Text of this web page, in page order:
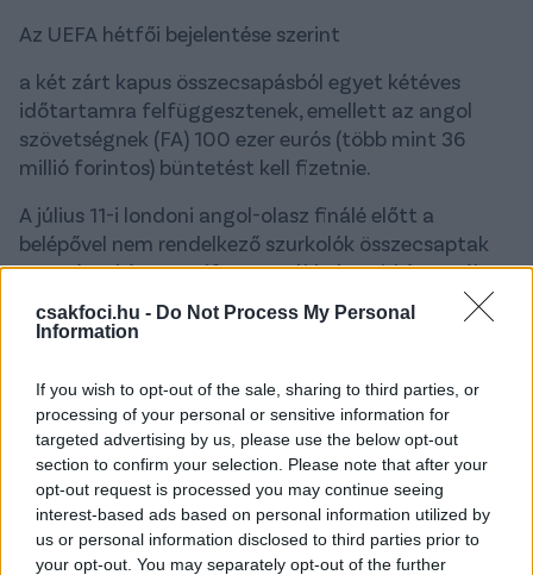
csakfoci.hu - Do Not Process My Personal
Information
If you wish to opt-out of the sale, sharing to third parties, or
processing of your personal or sensitive information for
targeted advertising by us, please use the below opt-out
section to confirm your selection. Please note that after your
opt-out request is processed you may continue seeing
interest-based ads based on personal information utilized by
us or personal information disclosed to third parties prior to
your opt-out. You may separately opt-out of the further
Az UEFA hétfői bejelentése szerint
a két zárt kapus összecsapásból egyet kétéves
időtartamra felfüggesztenek, emellett az angol
szövetségnek (FA) 100 ezer eurós (több mint 36
millió forintos) büntetést kell fizetnie.
A július 11-i londoni angol-olasz finálé előtt a
belépővel nem rendelkező szurkolók összecsaptak
egymással és a rendfenntartókkal, majd áttörték a
biztonsági kordonokat és legalább százan
benyomultak a Wembley lelátóira. A rendőrök közül
vettek őrizetbe.
A meccset megelőzően a hazai drukkerek
füttyszóval és bekiabálásokkal zavarták meg az
olasz himnuszt, majd tárgyakat dobáltak a pályára,
meggyújtottak egy pirotechnikai eszközt, egy
személy pedig a pályára futott a találkozó alatt.